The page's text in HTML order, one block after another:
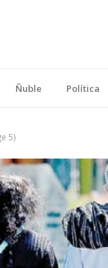
Ñuble Política
5)